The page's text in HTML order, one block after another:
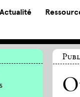
Actualité